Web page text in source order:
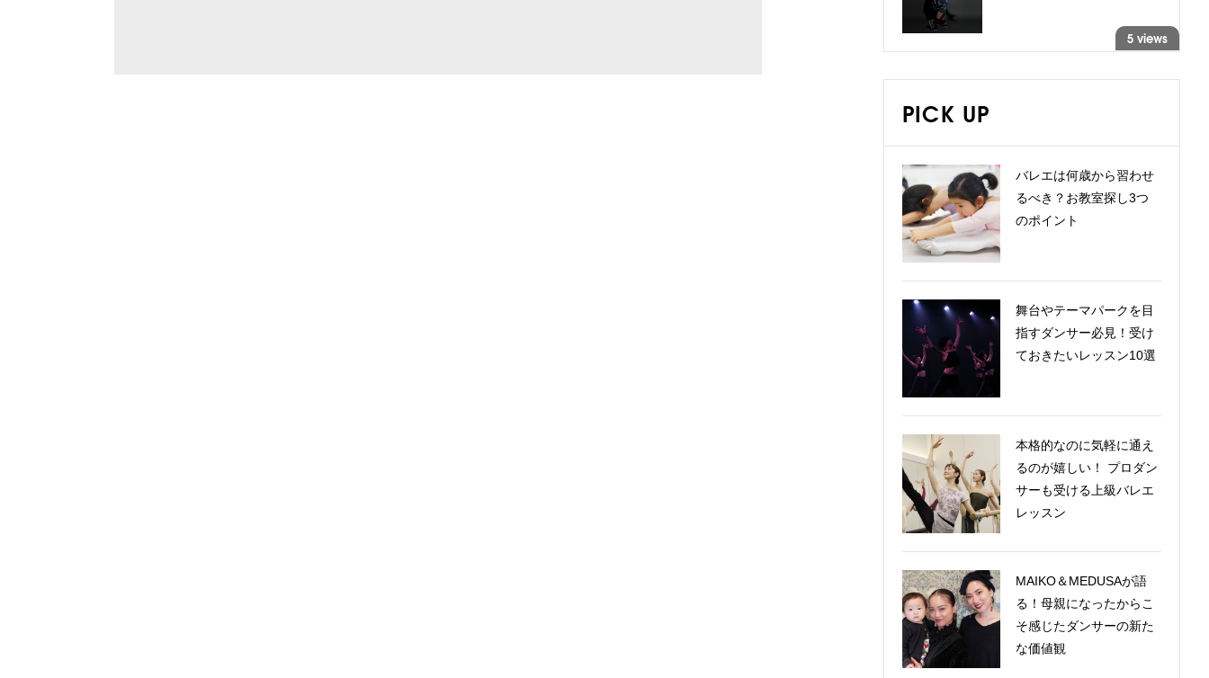
5 views
PICK UP
バレエは何歳から習わせ
るべき？お教室探し3つ
のポイント
舞台やテーマパークを目
指すダンサー必見！受け
ておきたいレッスン10選
本格的なのに気軽に通え
るのが嬉しい！ プロダン
サーも受ける上級バレエ
レッスン
MAIKO＆MEDUSAが語
る！母親になったからこ
そ感じたダンサーの新た
な価値観